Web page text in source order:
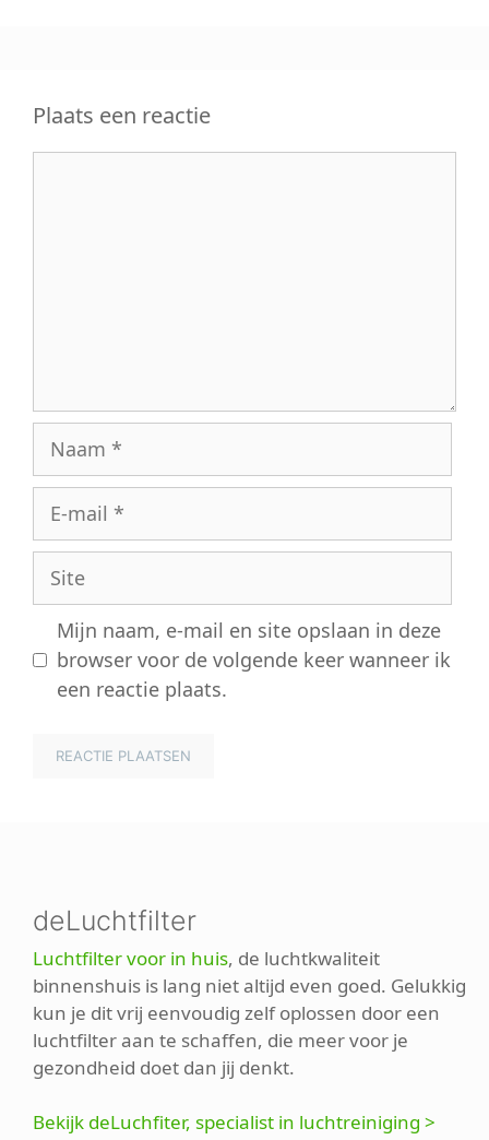
Plaats een reactie
Naam
mail
Site
Mijn naam, e-mail en site opslaan in deze
browser voor de volgende keer wanneer ik
een reactie plaats.
deLuchtfilter
Luchtfilter voor in huis, de luchtkwaliteit
binnenshuis is lang niet altijd even goed. Gelukkig
kun je dit vrij eenvoudig zelf oplossen door een
luchtfilter aan te schaffen, die meer voor je
gezondheid doet dan jij denkt.
Bekijk deLuchfiter, specialist in luchtreiniging >